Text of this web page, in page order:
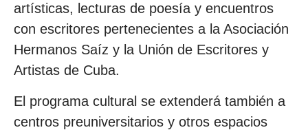
artísticas, lecturas de poesía y encuentros
con escritores pertenecientes a la Asociación
Hermanos Saíz y la Unión de Escritores y
Artistas de Cuba.
El programa cultural se extenderá también a
centros preuniversitarios y otros espacios